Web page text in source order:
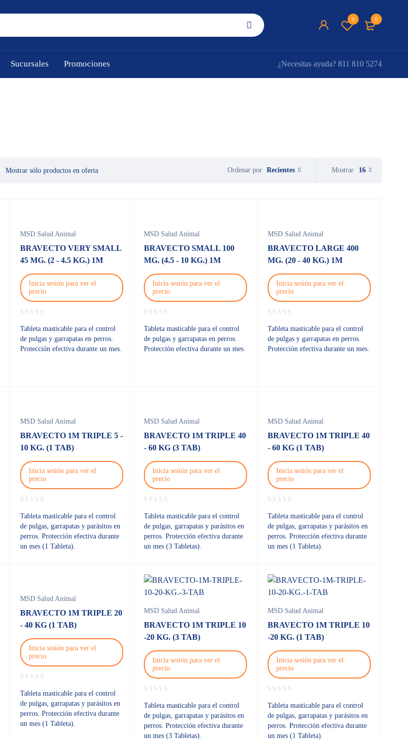
0
0
Sucursales Promociones ¿Necesitas ayuda? 811 810 5274
Ordenar por Recientes
Mostrar sólo productos en oferta Mostrar 16
MSD Salud Animal
BRAVECTO VERY SMALL
45 MG. (2 - 4.5 KG.) 1M
Inicia sesión para ver el
precio
Tableta masticable para el control
de pulgas y garrapatas en perros.
Protección efectiva durante un mes.
MSD Salud Animal
BRAVECTO SMALL 100
MG. (4.5 - 10 KG.) 1M
Inicia sesión para ver el
precio
Tableta masticable para el control
de pulgas y garrapatas en perros.
Protección efectiva durante un mes.
MSD Salud Animal
BRAVECTO LARGE 400
MG. (20 - 40 KG.) 1M
Inicia sesión para ver el
precio
Tableta masticable para el control
de pulgas y garrapatas en perros.
Protección efectiva durante un mes.
MSD Salud Animal
BRAVECTO 1M TRIPLE 5 -
10 KG. (1 TAB)
Inicia sesión para ver el
precio
Tableta masticable para el control
de pulgas, garrapatas y parásitos en
perros. Protección efectiva durante
un mes (1 Tableta).
MSD Salud Animal
BRAVECTO 1M TRIPLE 40
- 60 KG (3 TAB)
Inicia sesión para ver el
precio
Tableta masticable para el control
de pulgas, garrapatas y parásitos en
perros. Protección efectiva durante
un mes (3 Tabletas).
MSD Salud Animal
BRAVECTO 1M TRIPLE 40
- 60 KG (1 TAB)
Inicia sesión para ver el
precio
Tableta masticable para el control
de pulgas, garrapatas y parásitos en
perros. Protección efectiva durante
un mes (1 Tableta).
MSD Salud Animal
BRAVECTO 1M TRIPLE 20
- 40 KG (1 TAB)
Inicia sesión para ver el
precio
Tableta masticable para el control
de pulgas, garrapatas y parásitos en
perros. Protección efectiva durante
un mes (1 Tableta).
MSD Salud Animal
BRAVECTO 1M TRIPLE 10
-20 KG. (3 TAB)
Inicia sesión para ver el
precio
Tableta masticable para el control
de pulgas, garrapatas y parásitos en
perros. Protección efectiva durante
un mes (3 Tabletas).
MSD Salud Animal
BRAVECTO 1M TRIPLE 10
-20 KG. (1 TAB)
Inicia sesión para ver el
precio
Tableta masticable para el control
de pulgas, garrapatas y parásitos en
perros. Protección efectiva durante
un mes (1 Tableta).